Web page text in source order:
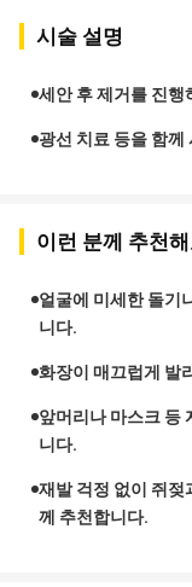
시술 설명
세안 후 제거를 진행
광선 치료 등을 함께
이런 분께 추천
얼굴에 미세한 돌기
니다.
화장이 매끄럽게 발
앞머리나 마스크 등
니다.
재발 걱정 없이 쥐젖
께 추천합니다.